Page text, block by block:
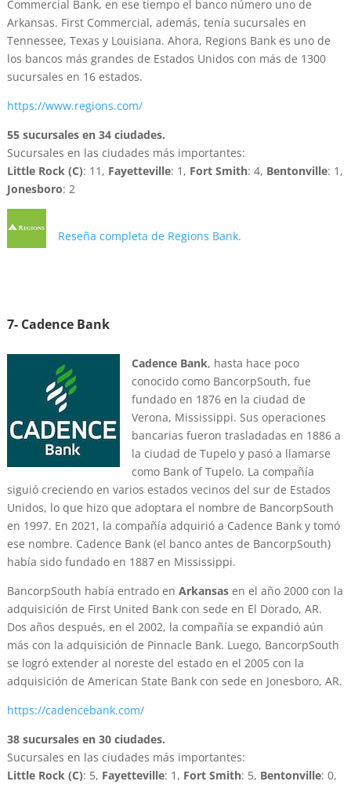
Commercial Bank, en ese tiempo el banco número uno de
Arkansas. First Commercial, además, tenía sucursales en
Tennessee, Texas y Louisiana. Ahora, Regions Bank es uno de
los bancos más grandes de Estados Unidos con más de 1300
sucursales en 16 estados.
https://www.regions.com/
55 sucursales en 34 ciudades.
Sucursales en las ciudades más importantes:
Little Rock (C): 11, Fayetteville: 1, Fort Smith: 4, Bentonville: 1,
Jonesboro: 2
Reseña completa de Regions Bank.
7- Cadence Bank
Cadence Bank, hasta hace poco
conocido como BancorpSouth, fue
fundado en 1876 en la ciudad de
Verona, Mississippi. Sus operaciones
bancarias fueron trasladadas en 1886 a
la ciudad de Tupelo y pasó a llamarse
como Bank of Tupelo. La compañía
siguió creciendo en varios estados vecinos del sur de Estados
Unidos, lo que hizo que adoptara el nombre de BancorpSouth
en 1997. En 2021, la compañía adquirió a Cadence Bank y tomó
ese nombre. Cadence Bank (el banco antes de BancorpSouth)
había sido fundado en 1887 en Mississippi.
BancorpSouth había entrado en Arkansasen el año 2000 con la
adquisición de First United Bank con sede en El Dorado, AR.
Dos años después, en el 2002, la compañía se expandió aún
más con la adquisición de Pinnacle Bank. Luego, BancorpSouth
se logró extender al noreste del estado en el 2005 con la
adquisición de American State Bank con sede en Jonesboro, AR.
https://cadencebank.com/
38 sucursales en 30 ciudades.
Sucursales en las ciudades más importantes:
Little Rock (C): 5, Fayetteville: 1, Fort Smith: 5, Bentonville: 0,